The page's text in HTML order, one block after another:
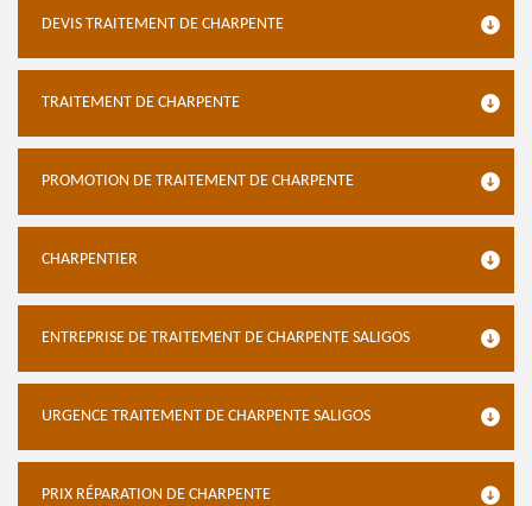
DEVIS TRAITEMENT DE CHARPENTE
TRAITEMENT DE CHARPENTE
PROMOTION DE TRAITEMENT DE CHARPENTE
CHARPENTIER
ENTREPRISE DE TRAITEMENT DE CHARPENTE SALIGOS
URGENCE TRAITEMENT DE CHARPENTE SALIGOS
PRIX RÉPARATION DE CHARPENTE